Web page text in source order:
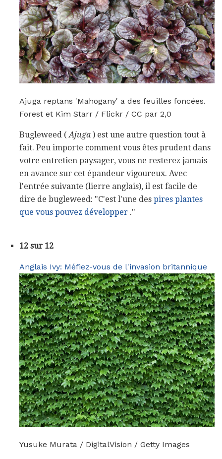
Ajuga reptans 'Mahogany' a des feuilles foncées.
Forest et Kim Starr / Flickr / CC par 2,0
Bugleweed (Ajuga ) est une autre question tout à
fait. Peu importe comment vous êtes prudent dans
votre entretien paysager, vous ne resterez jamais
en avance sur cet épandeur vigoureux. Avec
l'entrée suivante (lierre anglais), il est facile de
dire de bugleweed: "C'est l'une des pires plantes
que vous pouvez développer ."
12 sur 12
Anglais Ivy: Méfiez-vous de l'invasion britannique
Yusuke Murata / DigitalVision / Getty Images